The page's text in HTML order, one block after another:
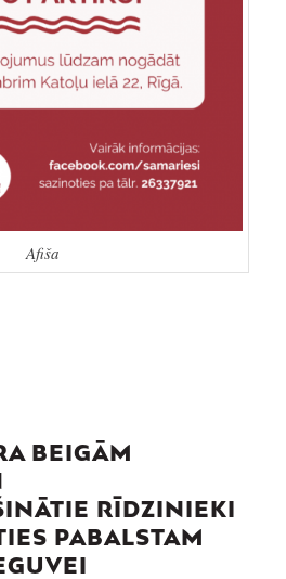
Afiša
BEIGĀM
RĪDZINIEKI
PABALSTAM